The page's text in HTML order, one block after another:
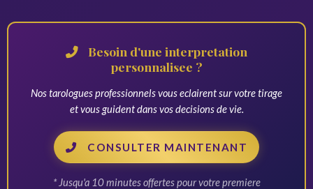
Besoin d'une interpretation
personnalisee ?
Nos tarologues professionnels vous eclairent sur votre tirage
et vous guident dans vos decisions de vie.
CONSULTER MAINTENANT
* Jusqu'a 10 minutes offertes pour votre premiere